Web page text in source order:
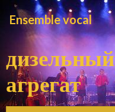
Ensemble vocal
агрегат